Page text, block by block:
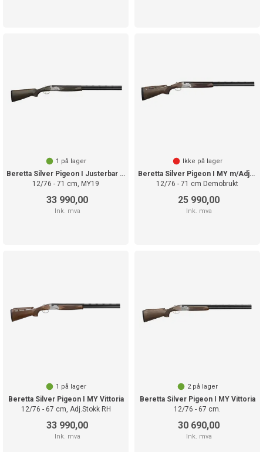
1 på lager
Beretta Silver Pigeon I Justerbar kolbe
12/76 - 71 cm, MY19
33 990,00
Ink. mva
Ikke på lager
Beretta Silver Pigeon I MY m/Adj.stokk
12/76 - 71 cm Demobrukt
25 990,00
Ink. mva
1 på lager
Beretta Silver Pigeon I MY Vittoria
12/76 - 67 cm, Adj.Stokk RH
33 990,00
Ink. mva
2på lager
Beretta Silver Pigeon I MY Vittoria
12/76 - 67 cm.
30 690,00
Ink. mva